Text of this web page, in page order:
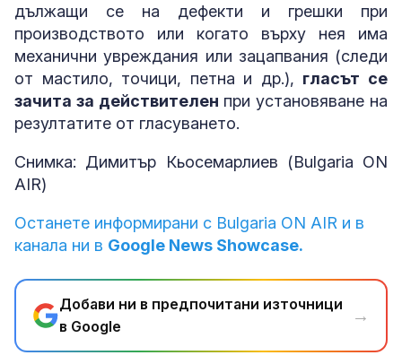
дължащи се на дефекти и грешки при
производството или когато върху нея има
механични увреждания или зацапвания (следи
от мастило, точици, петна и др.), гласът се
зачита за действителен при установяване на
резултатите от гласуването.
Снимка: Димитър Кьосемарлиев (Bulgaria ON
AIR)
Останете информирани с Bulgaria ON AIR и в
канала ни в Google News Showcase.
Добави ни в предпочитани източници
в Google
→